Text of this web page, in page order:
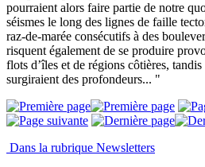
pourraient alors faire partie de notre
séismes le long des lignes de faille
raz-de-marée consécutifs à des
risquent également de se produire
flots d’îles et de régions côtières,
surgiraient des profondeurs... "
Dans la rubrique Newsletters